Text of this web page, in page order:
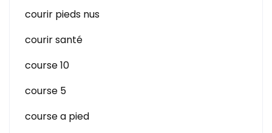
courir pieds nus
courir santé
course 10
course 5
course a pied